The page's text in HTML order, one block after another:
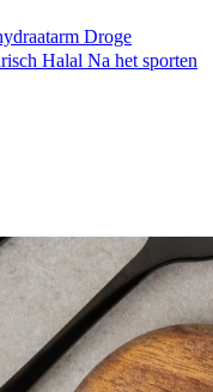
Droge
Halal Na het sporten